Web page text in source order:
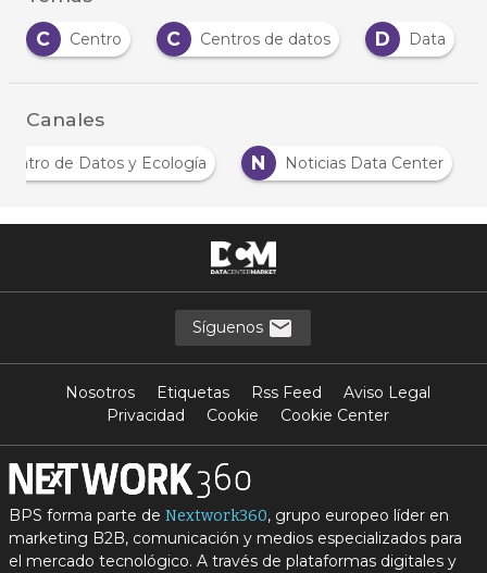
C
Centro C Centros de datos D Data
Canales
Centro de Datos y Ecología N Noticias Data Center
Síguenos
Nosotros Etiquetas Rss Feed
Aviso Legal
Privacidad
Cookie Cookie Center
BPS forma parte de Nextwork360, grupo europeo líder en
marketing B2B, comunicación y medios especializados para
el mercado tecnológico. A través de plataformas digitales y